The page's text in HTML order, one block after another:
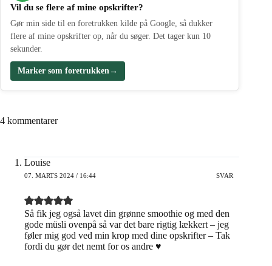
Vil du se flere af mine opskrifter?
Gør min side til en foretrukken kilde på Google, så dukker
flere af mine opskrifter op, når du søger. Det tager kun 10
sekunder.
Marker som foretrukken →
4 kommentarer
Louise
07. MARTS 2024 / 16:44 SVAR
Så fik jeg også lavet din grønne smoothie og med den
gode müsli ovenpå så var det bare rigtig lækkert – jeg
føler mig god ved min krop med dine opskrifter – Tak
fordi du gør det nemt for os andre ♥️